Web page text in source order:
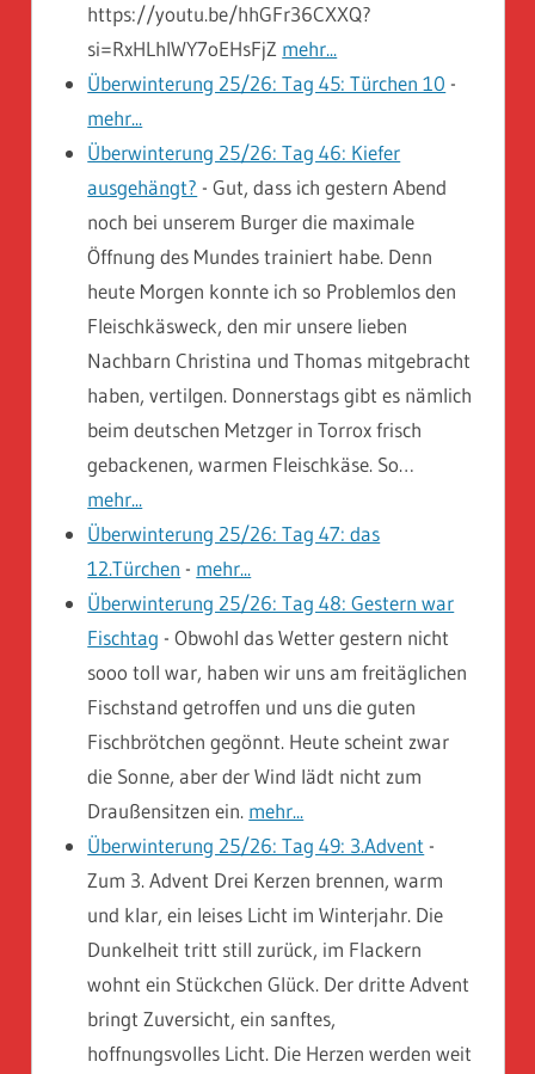
https://youtu.be/hhGFr36CXXQ?
si=RxHLhlWY7oEHsFjZ mehr...
Überwinterung 25/26: Tag 45: Türchen 10 -
mehr...
Überwinterung 25/26: Tag 46: Kiefer
ausgehängt? - Gut, dass ich gestern Abend
noch bei unserem Burger die maximale
Öffnung des Mundes trainiert habe. Denn
heute Morgen konnte ich so Problemlos den
Fleischkäsweck, den mir unsere lieben
Nachbarn Christina und Thomas mitgebracht
haben, vertilgen. Donnerstags gibt es nämlich
beim deutschen Metzger in Torrox frisch
gebackenen, warmen Fleischkäse. So…
mehr...
Überwinterung 25/26: Tag 47: das
12.Türchen - mehr...
Überwinterung 25/26: Tag 48: Gestern war
Fischtag - Obwohl das Wetter gestern nicht
sooo toll war, haben wir uns am freitäglichen
Fischstand getroffen und uns die guten
Fischbrötchen gegönnt. Heute scheint zwar
die Sonne, aber der Wind lädt nicht zum
Draußensitzen ein. mehr...
Überwinterung 25/26: Tag 49: 3.Advent -
Zum 3. Advent Drei Kerzen brennen, warm
und klar, ein leises Licht im Winterjahr. Die
Dunkelheit tritt still zurück, im Flackern
wohnt ein Stückchen Glück. Der dritte Advent
bringt Zuversicht, ein sanftes,
hoffnungsvolles Licht. Die Herzen werden weit